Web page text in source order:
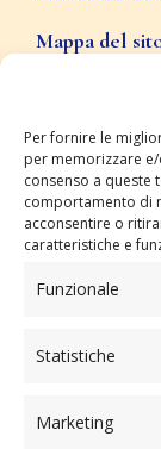
Per fornire le
per memorizzare
consenso a queste
comportamento di
acconsentire o
caratteristiche e
Funzionale
Statistiche
Marketing
Mappa del
Chi siamo
Specializzazioni
Trattamenti
Patologie
Dicono di noi
Contatti
Cookie e
Cookie Policy